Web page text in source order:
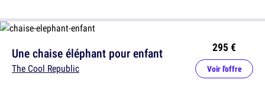
Une chaise éléphant pour enfant
The Cool Republic
295 €
Voir l'offre